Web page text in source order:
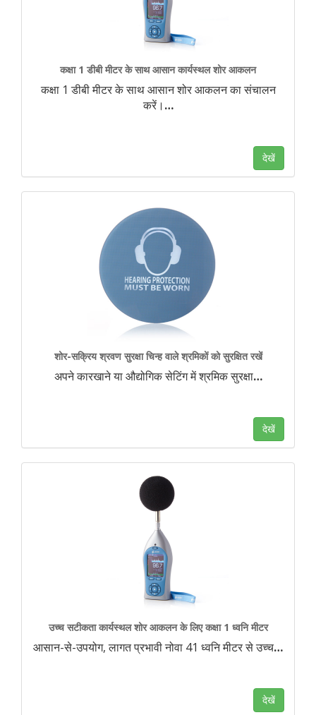
कक्षा 1 डीबी मीटर के साथ आसान कार्यस्थल शोर आकलन
कक्षा 1 डीबी मीटर के साथ आसान शोर आकलन का संचालन
करें। …
देखें
शोर-सक्रिय श्रवण सुरक्षा चिन्ह वाले श्रमिकों को सुरक्षित रखें
अपने कारखाने या औद्योगिक सेटिंग में श्रमिक सुरक्षा…
देखें
उच्च सटीकता कार्यस्थल शोर आकलन के लिए कक्षा 1 ध्वनि मीटर
आसान-से-उपयोग, लागत प्रभावी नोवा 41 ध्वनि मीटर से उच्च…
देखें